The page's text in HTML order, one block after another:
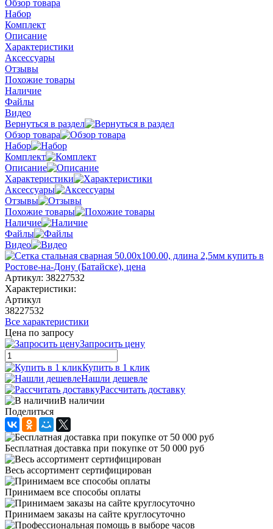
Обзор товара
Набор
Комплект
Описание
Характеристики
Аксессуары
Отзывы
Похожие товары
Наличие
Файлы
Видео
Вернуться в раздел
Обзор товара
Набор
Комплект
Описание
Характеристики
Аксессуары
Отзывы
Похожие товары
Наличие
Файлы
Видео
Артикул: 38227532
Характеристики:
Артикул
38227532
Все характеристики
Цена по запросу
Запросить цену
Купить в 1 клик
Нашли дешевле
Рассчитать доставку
В наличии
Поделиться
Бесплатная доставка при покупке от 50 000 руб
Весь ассортимент сертифицирован
Принимаем все способы оплаты
Принимаем заказы на сайте круглосуточно